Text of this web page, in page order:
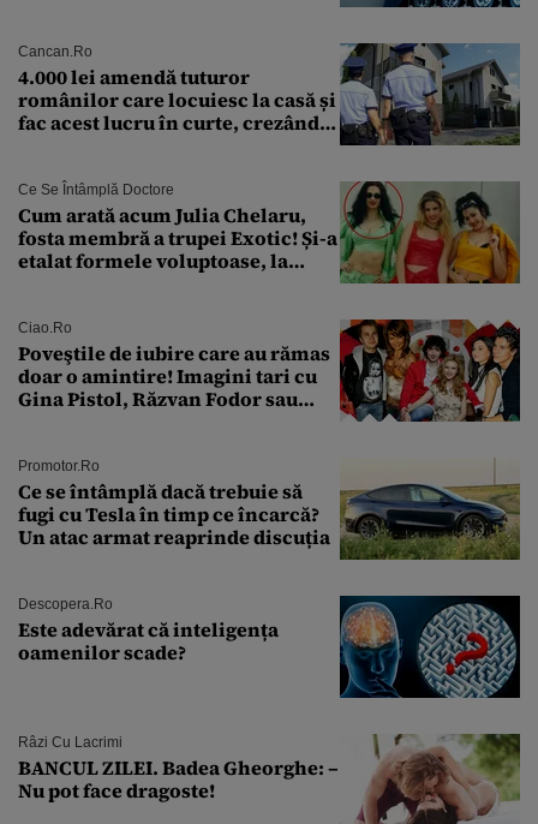
Cancan.ro
4.000 lei amendă tuturor
românilor care locuiesc la casă și
fac acest lucru în curte, crezând
Ce Se Întâmplă Doctore
Cum arată acum Julia Chelaru,
fosta membră a trupei Exotic! Și-a
etalat formele voluptoase, la
Ciao.ro
Poveştile de iubire care au rămas
doar o amintire! Imagini tari cu
Gina Pistol, Răzvan Fodor sau
Promotor.ro
Ce se întâmplă dacă trebuie să
fugi cu Tesla în timp ce încarcă?
Un atac armat reaprinde discuția
Descopera.ro
Este adevărat că inteligența
oamenilor scade?
Râzi Cu Lacrimi
BANCUL ZILEI. Badea Gheorghe: –
Nu pot face dragoste!